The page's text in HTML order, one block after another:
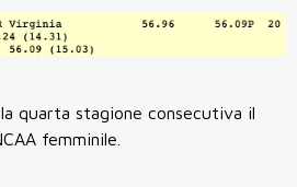
quarta stagione consecutiva il
femminile.